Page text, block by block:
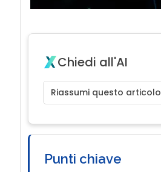
Chiedi all'AI
Riassumi questo articolo
Punti chiave